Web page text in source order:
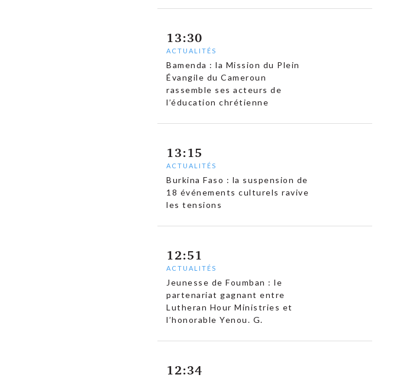
13:30
ACTUALITÉS
Bamenda : la Mission du Plein
Évangile du Cameroun
rassemble ses acteurs de
l’éducation chrétienne
13:15
ACTUALITÉS
Burkina Faso : la suspension de
18 événements culturels ravive
les tensions
12:51
ACTUALITÉS
Jeunesse de Foumban : le
partenariat gagnant entre
Lutheran Hour Ministries et
l’honorable Yenou. G.
12:34